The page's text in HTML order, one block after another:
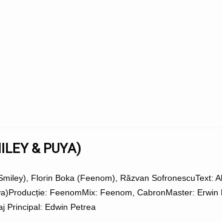
& PUYA)
Florin Boka (Feenom), Răzvan SofronescuText:
FeenomMix: Feenom, CabronMaster: Erwin
Principal: Edwin Petrea